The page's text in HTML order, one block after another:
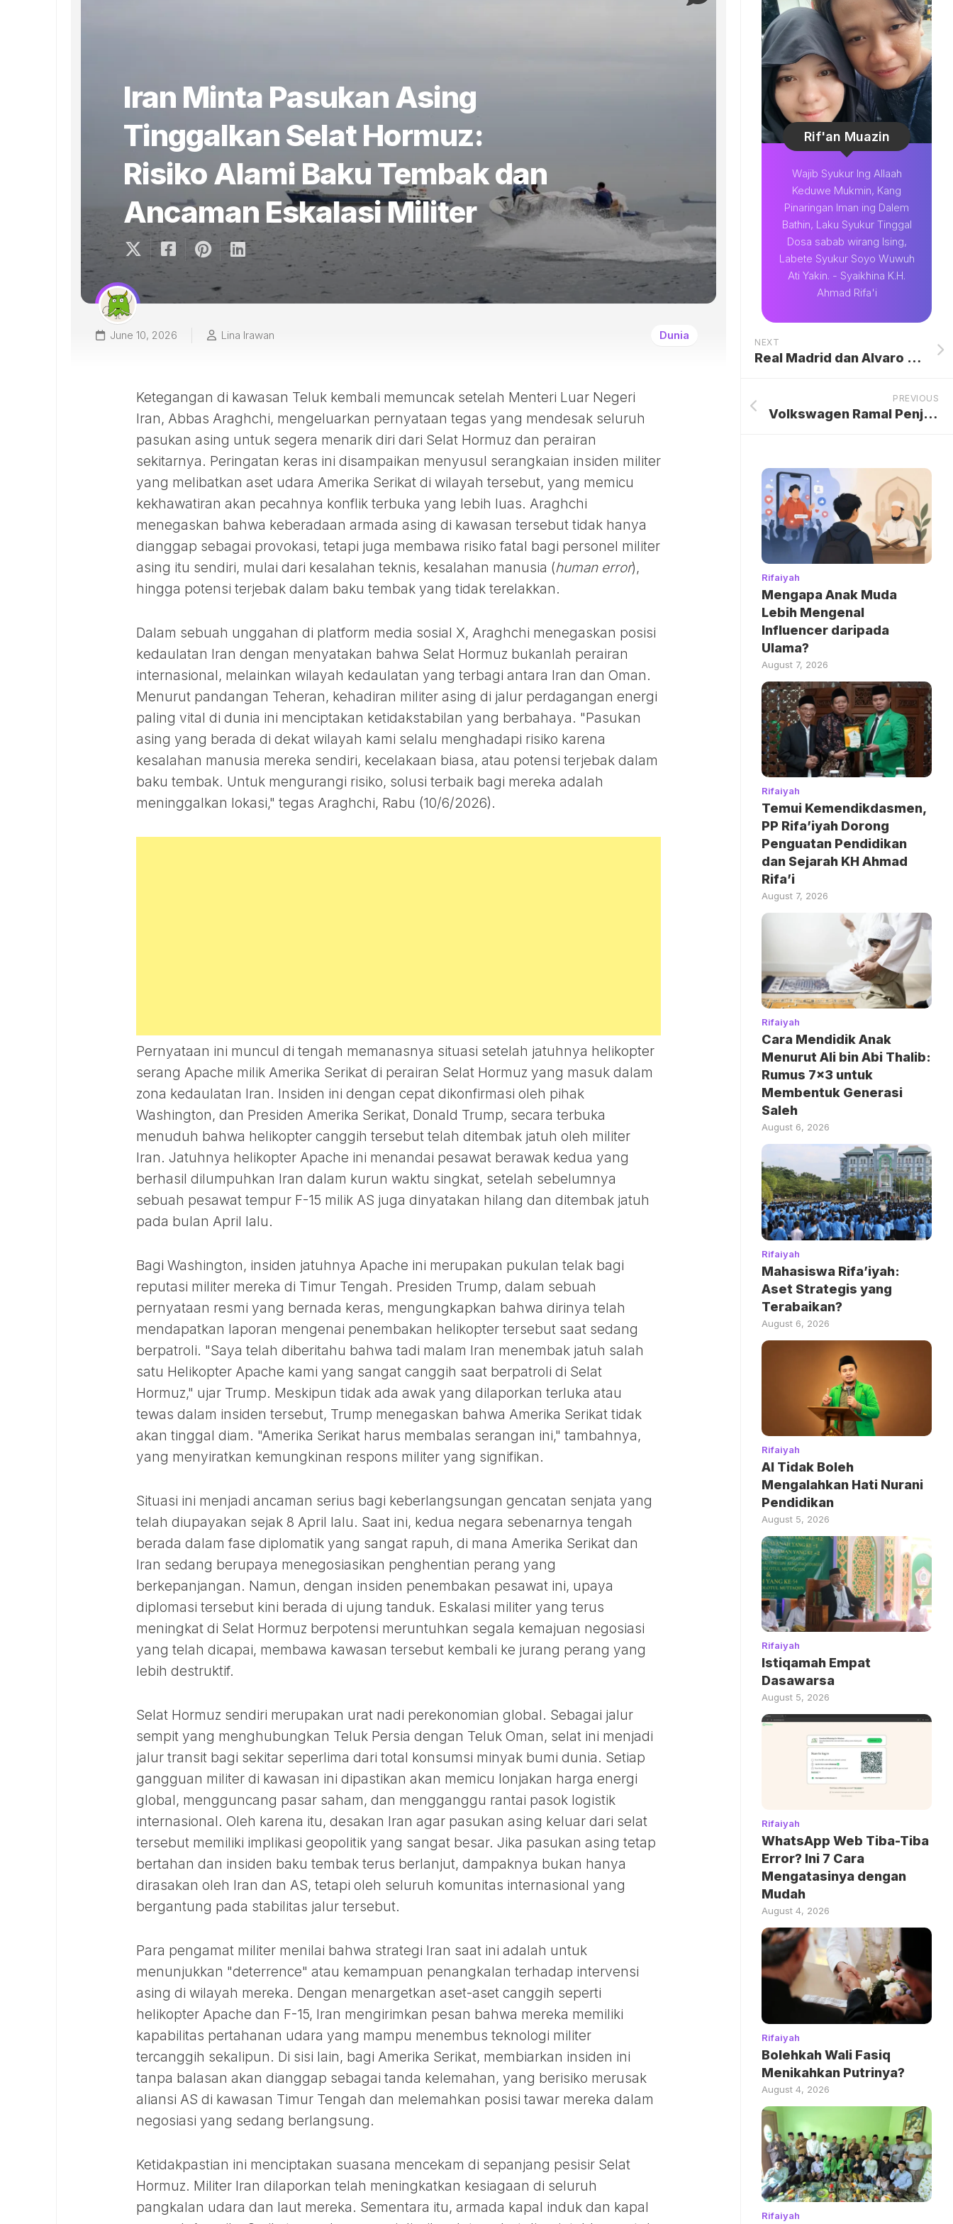
Iran Minta Pasukan Asing
Tinggalkan Selat Hormuz:
Risiko Alami Baku Tembak dan
Ancaman Eskalasi Militer
June 10, 2026 Lina Irawan Dunia
Ketegangan di kawasan Teluk kembali memuncak setelah Menteri Luar Negeri
Iran, Abbas Araghchi, mengeluarkan pernyataan tegas yang mendesak seluruh
pasukan asing untuk segera menarik diri dari Selat Hormuz dan perairan
sekitarnya. Peringatan keras ini disampaikan menyusul serangkaian insiden militer
yang melibatkan aset udara Amerika Serikat di wilayah tersebut, yang memicu
kekhawatiran akan pecahnya konflik terbuka yang lebih luas. Araghchi
menegaskan bahwa keberadaan armada asing di kawasan tersebut tidak hanya
dianggap sebagai provokasi, tetapi juga membawa risiko fatal bagi personel militer
asing itu sendiri, mulai dari kesalahan teknis, kesalahan manusia (human error),
hingga potensi terjebak dalam baku tembak yang tidak terelakkan.
Dalam sebuah unggahan di platform media sosial X, Araghchi menegaskan posisi
kedaulatan Iran dengan menyatakan bahwa Selat Hormuz bukanlah perairan
internasional, melainkan wilayah kedaulatan yang terbagi antara Iran dan Oman.
Menurut pandangan Teheran, kehadiran militer asing di jalur perdagangan energi
paling vital di dunia ini menciptakan ketidakstabilan yang berbahaya. "Pasukan
asing yang berada di dekat wilayah kami selalu menghadapi risiko karena
kesalahan manusia mereka sendiri, kecelakaan biasa, atau potensi terjebak dalam
baku tembak. Untuk mengurangi risiko, solusi terbaik bagi mereka adalah
meninggalkan lokasi," tegas Araghchi, Rabu (10/6/2026).
Pernyataan ini muncul di tengah memanasnya situasi setelah jatuhnya helikopter
serang Apache milik Amerika Serikat di perairan Selat Hormuz yang masuk dalam
zona kedaulatan Iran. Insiden ini dengan cepat dikonfirmasi oleh pihak
Washington, dan Presiden Amerika Serikat, Donald Trump, secara terbuka
menuduh bahwa helikopter canggih tersebut telah ditembak jatuh oleh militer
Iran. Jatuhnya helikopter Apache ini menandai pesawat berawak kedua yang
berhasil dilumpuhkan Iran dalam kurun waktu singkat, setelah sebelumnya
sebuah pesawat tempur F-15 milik AS juga dinyatakan hilang dan ditembak jatuh
pada bulan April lalu.
Bagi Washington, insiden jatuhnya Apache ini merupakan pukulan telak bagi
reputasi militer mereka di Timur Tengah. Presiden Trump, dalam sebuah
pernyataan resmi yang bernada keras, mengungkapkan bahwa dirinya telah
mendapatkan laporan mengenai penembakan helikopter tersebut saat sedang
berpatroli. "Saya telah diberitahu bahwa tadi malam Iran menembak jatuh salah
satu Helikopter Apache kami yang sangat canggih saat berpatroli di Selat
Hormuz," ujar Trump. Meskipun tidak ada awak yang dilaporkan terluka atau
tewas dalam insiden tersebut, Trump menegaskan bahwa Amerika Serikat tidak
akan tinggal diam. "Amerika Serikat harus membalas serangan ini," tambahnya,
yang menyiratkan kemungkinan respons militer yang signifikan.
Situasi ini menjadi ancaman serius bagi keberlangsungan gencatan senjata yang
telah diupayakan sejak 8 April lalu. Saat ini, kedua negara sebenarnya tengah
berada dalam fase diplomatik yang sangat rapuh, di mana Amerika Serikat dan
Iran sedang berupaya menegosiasikan penghentian perang yang
berkepanjangan. Namun, dengan insiden penembakan pesawat ini, upaya
diplomasi tersebut kini berada di ujung tanduk. Eskalasi militer yang terus
meningkat di Selat Hormuz berpotensi meruntuhkan segala kemajuan negosiasi
yang telah dicapai, membawa kawasan tersebut kembali ke jurang perang yang
lebih destruktif.
Selat Hormuz sendiri merupakan urat nadi perekonomian global. Sebagai jalur
sempit yang menghubungkan Teluk Persia dengan Teluk Oman, selat ini menjadi
jalur transit bagi sekitar seperlima dari total konsumsi minyak bumi dunia. Setiap
gangguan militer di kawasan ini dipastikan akan memicu lonjakan harga energi
global, mengguncang pasar saham, dan mengganggu rantai pasok logistik
internasional. Oleh karena itu, desakan Iran agar pasukan asing keluar dari selat
tersebut memiliki implikasi geopolitik yang sangat besar. Jika pasukan asing tetap
bertahan dan insiden baku tembak terus berlanjut, dampaknya bukan hanya
dirasakan oleh Iran dan AS, tetapi oleh seluruh komunitas internasional yang
bergantung pada stabilitas jalur tersebut.
Para pengamat militer menilai bahwa strategi Iran saat ini adalah untuk
menunjukkan "deterrence" atau kemampuan penangkalan terhadap intervensi
asing di wilayah mereka. Dengan menargetkan aset-aset canggih seperti
helikopter Apache dan F-15, Iran mengirimkan pesan bahwa mereka memiliki
kapabilitas pertahanan udara yang mampu menembus teknologi militer
tercanggih sekalipun. Di sisi lain, bagi Amerika Serikat, membiarkan insiden ini
tanpa balasan akan dianggap sebagai tanda kelemahan, yang berisiko merusak
aliansi AS di kawasan Timur Tengah dan melemahkan posisi tawar mereka dalam
negosiasi yang sedang berlangsung.
Ketidakpastian ini menciptakan suasana mencekam di sepanjang pesisir Selat
Hormuz. Militer Iran dilaporkan telah meningkatkan kesiagaan di seluruh
pangkalan udara dan laut mereka. Sementara itu, armada kapal induk dan kapal
Rif'an Muazin
Wajib Syukur Ing Allaah
Keduwe Mukmin, Kang
Pinaringan Iman ing Dalem
Bathin, Laku Syukur Tinggal
Dosa sabab wirang Ising,
Labete Syukur Soyo Wuwuh
Ati Yakin. - Syaikhina K.H.
Ahmad Rifa'i
NEXT
Real Madrid dan Alvaro Arbeloa Resmi Berpisah, Sebuah Era Baru Dimulai di Santiago Bernabeu
PREVIOUS
Volkswagen Ramal Penjualan Mobil Bensin Hanya Tersisa 3% pada 2035, Industri Otomotif Global di Ambang Revolusi Elektrik
Rifaiyah
Mengapa Anak Muda
Lebih Mengenal
Influencer daripada
Ulama?
August 7, 2026
Rifaiyah
Temui Kemendikdasmen,
PP Rifa’iyah Dorong
Penguatan Pendidikan
dan Sejarah KH Ahmad
Rifa’i
August 7, 2026
Rifaiyah
Cara Mendidik Anak
Menurut Ali bin Abi Thalib:
Rumus 7×3 untuk
Membentuk Generasi
Saleh
August 6, 2026
Rifaiyah
Mahasiswa Rifa’iyah:
Aset Strategis yang
Terabaikan?
August 6, 2026
Rifaiyah
AI Tidak Boleh
Mengalahkan Hati Nurani
Pendidikan
August 5, 2026
Rifaiyah
Istiqamah Empat
Dasawarsa
August 5, 2026
Rifaiyah
WhatsApp Web Tiba-Tiba
Error? Ini 7 Cara
Mengatasinya dengan
Mudah
August 4, 2026
Rifaiyah
Bolehkah Wali Fasiq
Menikahkan Putrinya?
August 4, 2026
Rifaiyah